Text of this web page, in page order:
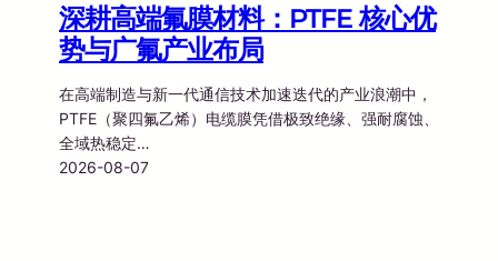
深耕高端氟膜材料：PTFE 核心优
势与广氟产业布局
在高端制造与新一代通信技术加速迭代的产业浪潮中，
PTFE（聚四氟乙烯）电缆膜凭借极致绝缘、强耐腐蚀、
全域热稳定…
2026-08-07